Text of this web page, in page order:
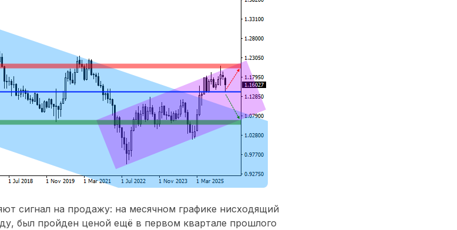
сигнал на продажу: на месячном графике нисходящий
был пройден ценой ещё в первом квартале прошлого